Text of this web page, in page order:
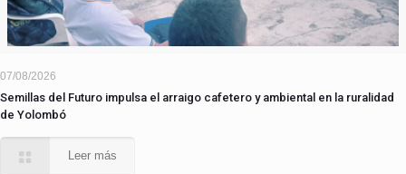
07/08/2026
Semillas del Futuro impulsa el arraigo cafetero y ambiental en la ruralidad
de Yolombó
Leer más